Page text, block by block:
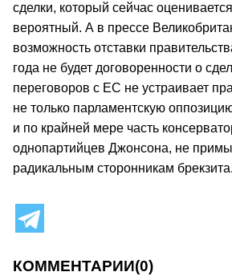
сделки, который сейчас
вероятный. А в прессе
возможность отставки
года не будет договоренности о
переговоров с ЕС не устраивает
не только парламентскую
и по крайней мере часть
однопартийцев Джонсона, не
радикальным сторонникам брекзита.
КОММЕНТАРИИ(0)